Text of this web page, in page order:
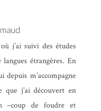
j’ai suivi des études
étrangères. En
depuis m’accompagne
que j’ai découvert en
–coup de foudre et